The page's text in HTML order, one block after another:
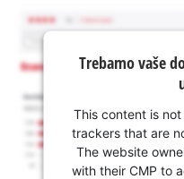
Trebamo vaše
This content is
trackers that are
The website
with their CMP to